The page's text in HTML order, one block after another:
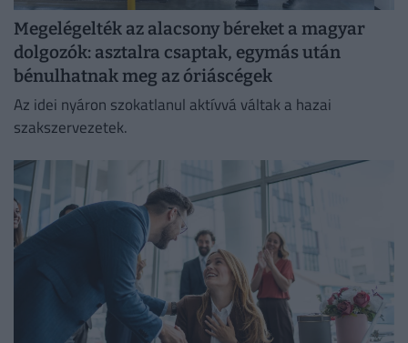
Megelégelték az alacsony béreket a magyar
dolgozók: asztalra csaptak, egymás után
bénulhatnak meg az óriáscégek
Az idei nyáron szokatlanul aktívvá váltak a hazai
szakszervezetek.